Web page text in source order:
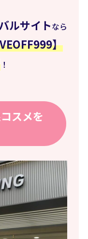
ルサイトなら
】
！
スメを